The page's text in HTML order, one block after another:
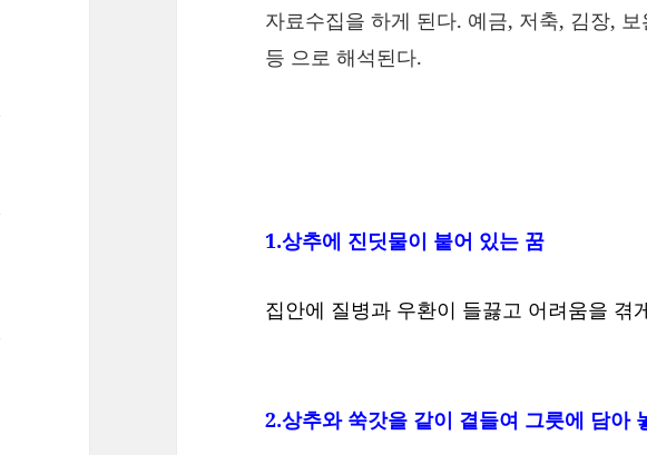
자료수집을 하게 된다. 예금, 저축, 김장,
등 으로 해석된다.
1.상추에 진딧물이 붙어 있는 꿈
집안에 질병과 우환이 들끓고 어려움을 겪
2.상추와 쑥갓을 같이 곁들여 그릇에 담아